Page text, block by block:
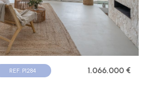
REF. P1284 1.066.000 €